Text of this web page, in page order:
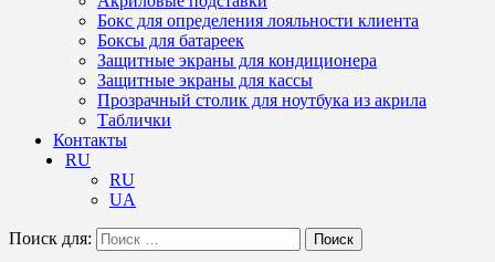
Бокс для определения лояльности клиента
Боксы для батареек
Защитные экраны для кондиционера
Защитные экраны для кассы
Прозрачный столик для ноутбука из акрила
Таблички
Контакты
RU
RU
UA
Поиск для: Поиск